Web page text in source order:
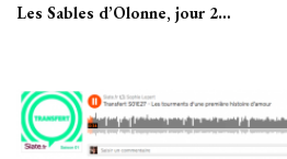
Les Sables d’Olonne, jour 2…